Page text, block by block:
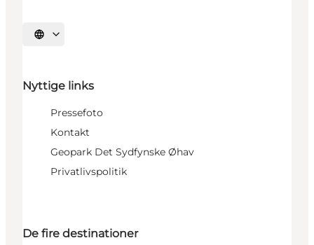
Vælg sprog
Nyttige links
Pressefoto
Kontakt
Geopark Det Sydfynske Øhav
Privatlivspolitik
De fire destinationer